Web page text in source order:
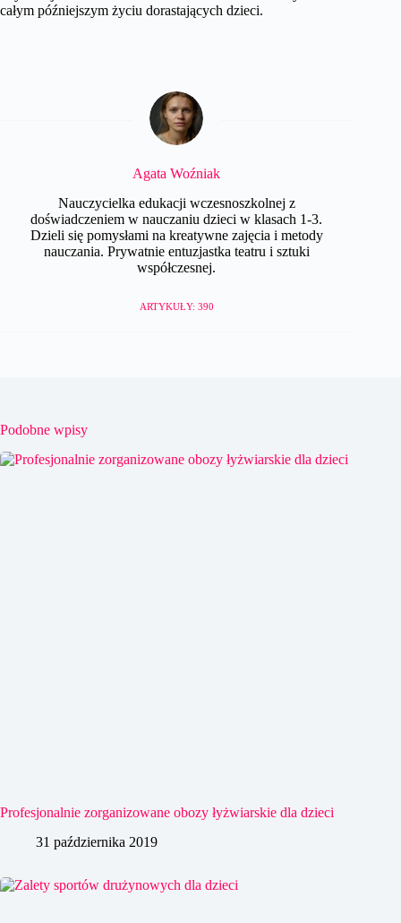
całym późniejszym życiu dorastających dzieci.
Agata Woźniak
Nauczycielka edukacji wczesnoszkolnej z
doświadczeniem w nauczaniu dzieci w klasach 1-3.
Dzieli się pomysłami na kreatywne zajęcia i metody
nauczania. Prywatnie entuzjastka teatru i sztuki
współczesnej.
ARTYKUŁY: 390
Podobne wpisy
Profesjonalnie zorganizowane obozy łyżwiarskie dla dzieci
31 października 2019